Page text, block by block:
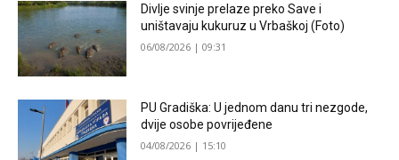
Divlje svinje prelaze preko Save i
uništavaju kukuruz u Vrbaškoj (Foto)
06/08/2026 | 09:31
PU Gradiška: U jednom danu tri nezgode,
dvije osobe povrijeđene
04/08/2026 | 15:10